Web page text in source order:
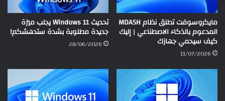
مايكروسوفت تطلق نظام MDASH
المدعوم بالذكاء الاصطناعي | إليك
كيف سيحمي جهازك
11/07/2026
تحديث Windows 11 يجلب ميزة
جديدة مطلوبة بشدة ستدهشكم!
28/06/2026